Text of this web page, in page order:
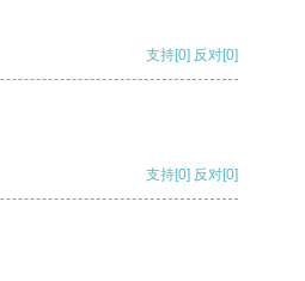
支持[0] 反对[0]
支持[0] 反对[0]